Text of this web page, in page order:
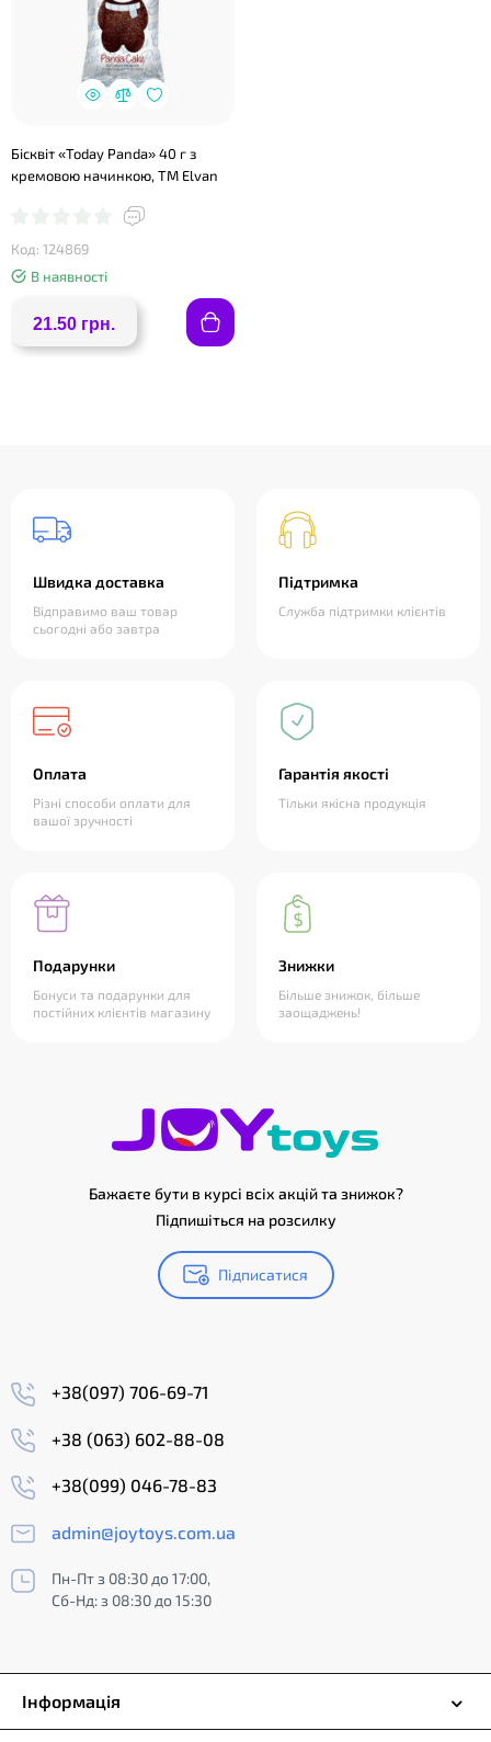
Бісквіт «Today Panda» 40 г з
кремовою начинкою, ТМ Еlvan
Код: 124869
В наявності
21.50 грн.
Швидка доставка
Відправимо ваш товар
сьогодні або завтра
Підтримка
Служба підтримки клієнтів
Оплата
Різні способи оплати для
вашої зручності
Гарантія якості
Тільки якісна продукція
Подарунки
Бонуси та подарунки для
постійних клієнтів магазину
Знижки
Більше знижок, більше
заощаджень!
Бажаєте бути в курсі всіх акцій та знижок?
Підпишіться на розсилку
Підписатися
+38(097) 706-69-71
+38 (063) 602-88-08
+38(099) 046-78-83
admin@joytoys.com.ua
Пн-Пт з 08:30 до 17:00,
Сб-Нд: з 08:30 до 15:30
Інформація